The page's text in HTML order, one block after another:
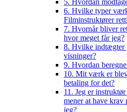
5. Hvordan
6. Hvilke typer
Filminstruktører
7. Hvornår bliver
hvor meget får jeg?
8. Hvilke indtægter
visninger?
9. Hvordan
10. Mit værk er
betaling for det?
11. Jeg er
mener at have krav
jeg?